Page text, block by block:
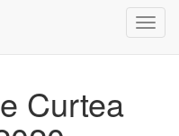
Curtea